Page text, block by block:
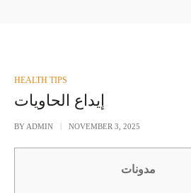
POSTED
HEALTH TIPS
إيداع الحاويات
BY ADMIN NOVEMBER 3, 2025
مدونات